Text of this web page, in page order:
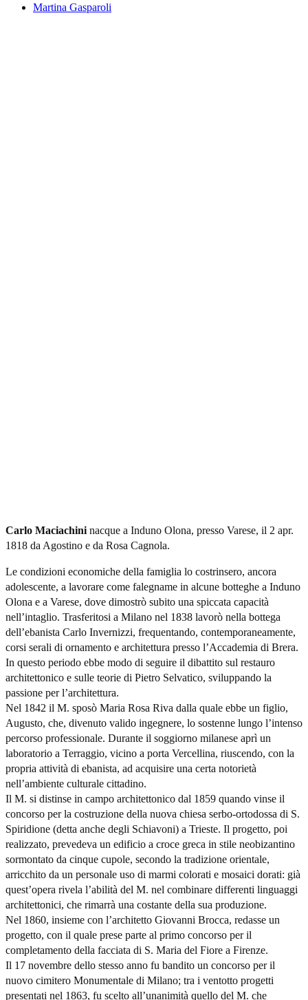
Martina Gasparoli
Carlo Maciachini nacque a Induno Olona, presso Varese, il 2 apr.
1818 da Agostino e da Rosa Cagnola.
Le condizioni economiche della famiglia lo costrinsero, ancora
adolescente, a lavorare come falegname in alcune botteghe a Induno
Olona e a Varese, dove dimostrò subito una spiccata capacità
nell’intaglio. Trasferitosi a Milano nel 1838 lavorò nella bottega
dell’ebanista Carlo Invernizzi, frequentando, contemporaneamente,
corsi serali di ornamento e architettura presso l’Accademia di Brera.
In questo periodo ebbe modo di seguire il dibattito sul restauro
architettonico e sulle teorie di Pietro Selvatico, sviluppando la
passione per l’architettura.
Nel 1842 il M. sposò Maria Rosa Riva dalla quale ebbe un figlio,
Augusto, che, divenuto valido ingegnere, lo sostenne lungo l’intenso
percorso professionale. Durante il soggiorno milanese aprì un
laboratorio a Terraggio, vicino a porta Vercellina, riuscendo, con la
propria attività di ebanista, ad acquisire una certa notorietà
nell’ambiente culturale cittadino.
Il M. si distinse in campo architettonico dal 1859 quando vinse il
concorso per la costruzione della nuova chiesa serbo-ortodossa di S.
Spiridione (detta anche degli Schiavoni) a Trieste. Il progetto, poi
realizzato, prevedeva un edificio a croce greca in stile neobizantino
sormontato da cinque cupole, secondo la tradizione orientale,
arricchito da un personale uso di marmi colorati e mosaici dorati: già
quest’opera rivela l’abilità del M. nel combinare differenti linguaggi
architettonici, che rimarrà una costante della sua produzione.
Nel 1860, insieme con l’architetto Giovanni Brocca, redasse un
progetto, con il quale prese parte al primo concorso per il
completamento della facciata di S. Maria del Fiore a Firenze.
Il 17 novembre dello stesso anno fu bandito un concorso per il
nuovo cimitero Monumentale di Milano; tra i ventotto progetti
presentati nel 1863, fu scelto all’unanimità quello del M. che